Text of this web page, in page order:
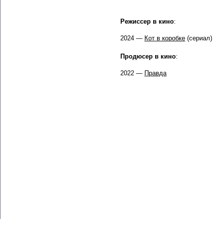
Режиссер в кино:
2024 — Кот в коробке (сериал)
Продюсер в кино:
2022 — Правда